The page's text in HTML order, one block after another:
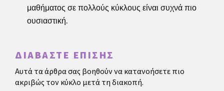
μαθήματος σε πολλούς κύκλους είναι συχνά πιο
ουσιαστική.
ΔΙΑΒΆΣΤΕ ΕΠΊΣΗΣ
Αυτά τα άρθρα σας βοηθούν να κατανοήσετε πιο
ακριβώς τον κύκλο μετά τη διακοπή.